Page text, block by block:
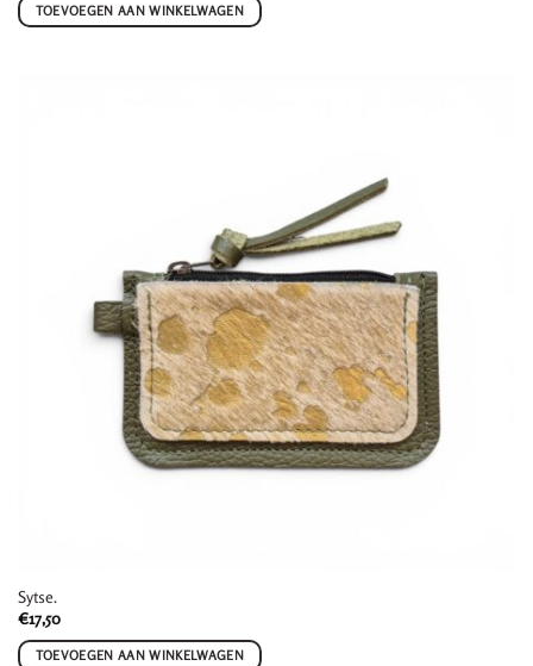
TOEVOEGEN AAN WINKELWAGEN
Sytse.
€17,50
TOEVOEGEN AAN WINKELWAGEN